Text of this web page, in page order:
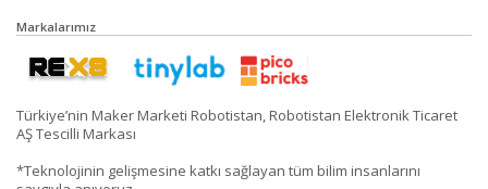
Markalarımız
Türkiye’nin Maker Marketi Robotistan, Robotistan Elektronik Ticaret
AŞ Tescilli Markası
*Teknolojinin gelişmesine katkı sağlayan tüm bilim insanlarını